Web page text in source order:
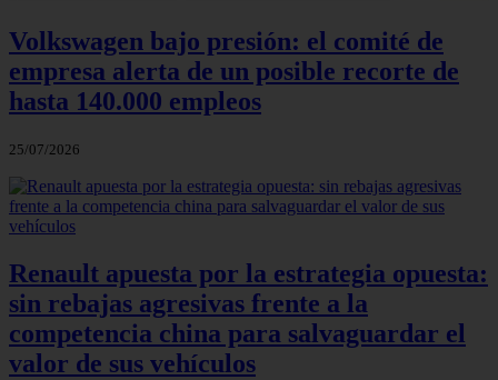
Volkswagen bajo presión: el comité de
empresa alerta de un posible recorte de
hasta 140.000 empleos
25/07/2026
Renault apuesta por la estrategia opuesta:
sin rebajas agresivas frente a la
competencia china para salvaguardar el
valor de sus vehículos